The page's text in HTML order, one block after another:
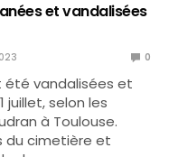
et vandalisées
0
vandalisées et
juillet, selon les
à Toulouse.
du cimetière et